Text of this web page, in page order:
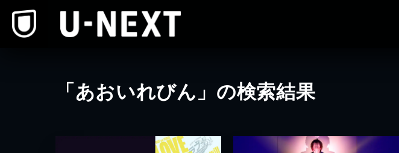
「あおいれびん」の検索結果